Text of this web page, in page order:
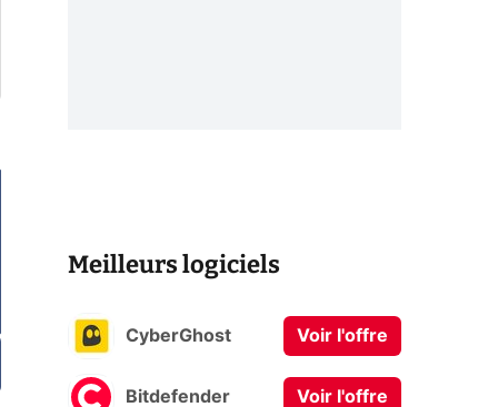
Meilleurs logiciels
CyberGhost Voir l'offre
Bitdefender Voir l'offre